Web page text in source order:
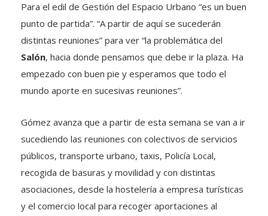
Para el edil de Gestión del Espacio Urbano “es un buen
punto de partida”. “A partir de aquí se sucederán
distintas reuniones” para ver “la problemática del
Salón, hacia donde pensamos que debe ir la plaza. Ha
empezado con buen pie y esperamos que todo el
mundo aporte en sucesivas reuniones”.
Gómez avanza que a partir de esta semana se van a ir
sucediendo las reuniones con colectivos de servicios
públicos, transporte urbano, taxis, Policía Local,
recogida de basuras y movilidad y con distintas
asociaciones, desde la hostelería a empresa turísticas
y el comercio local para recoger aportaciones al